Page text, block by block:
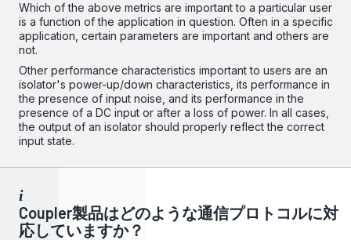
Which of the above metrics are important to a particular user
is a function of the application in question. Often in a specific
application, certain parameters are important and others are
not.
Other performance characteristics important to users are an
isolator's power-up/down characteristics, its performance in
the presence of input noise, and its performance in the
presence of a DC input or after a loss of power. In all cases,
the output of an isolator should properly reflect the correct
input state.
i
Coupler製品はどのような通信プロトコルに対
応していますか？